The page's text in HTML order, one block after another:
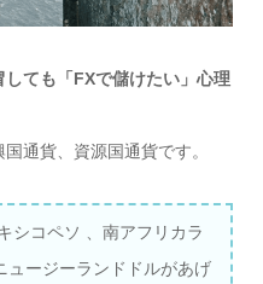
ても「FXで儲けたい」心理
通貨、資源国通貨です。
シコペソ 、南アフリカラ
ュージーランドドルがあげ